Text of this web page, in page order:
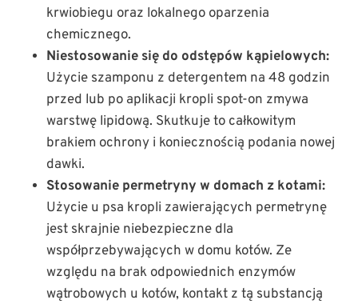
krwiobiegu oraz lokalnego oparzenia
chemicznego.
Niestosowanie się do odstępów kąpielowych:
Użycie szamponu z detergentem na 48 godzin
przed lub po aplikacji kropli spot-on zmywa
warstwę lipidową. Skutkuje to całkowitym
brakiem ochrony i koniecznością podania nowej
dawki.
Stosowanie permetryny w domach z kotami:
Użycie u psa kropli zawierających permetrynę
jest skrajnie niebezpieczne dla
współprzebywających w domu kotów. Ze
względu na brak odpowiednich enzymów
wątrobowych u kotów, kontakt z tą substancją